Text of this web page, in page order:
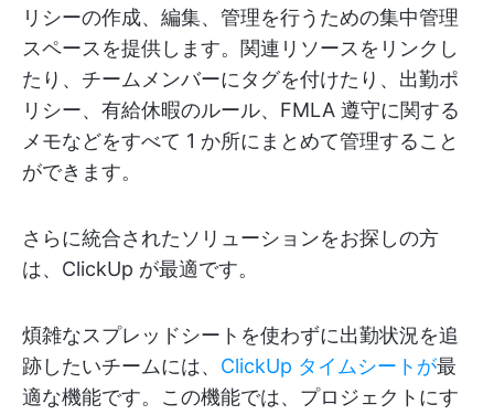
リシーの作成、編集、管理を行うための集中管理
スペースを提供します。関連リソースをリンクし
たり、チームメンバーにタグを付けたり、出勤ポ
リシー、有給休暇のルール、FMLA 遵守に関する
メモなどをすべて 1 か所にまとめて管理すること
ができます。
さらに統合されたソリューションをお探しの方
は、ClickUp が最適です。
煩雑なスプレッドシートを使わずに出勤状況を追
跡したいチームには、 ClickUp タイムシートが最
適な機能です。この機能では、プロジェクトにす